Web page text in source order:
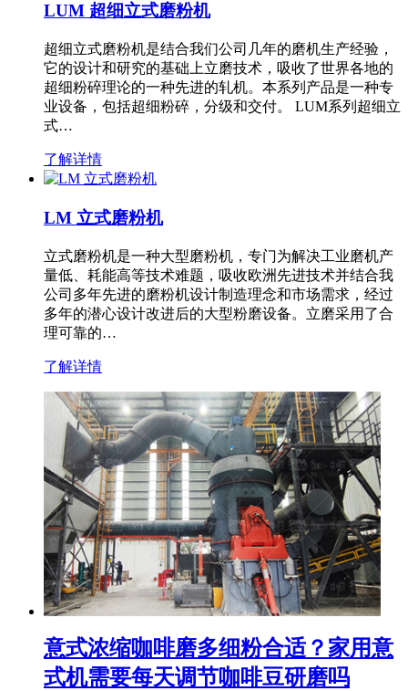
LUM 超细立式磨粉机
超细立式磨粉机是结合我们公司几年的磨机生产经验，
它的设计和研究的基础上立磨技术，吸收了世界各地的
超细粉碎理论的一种先进的轧机。本系列产品是一种专
业设备，包括超细粉碎，分级和交付。 LUM系列超细立
式…
了解详情
LM 立式磨粉机
立式磨粉机是一种大型磨粉机，专门为解决工业磨机产
量低、耗能高等技术难题，吸收欧洲先进技术并结合我
公司多年先进的磨粉机设计制造理念和市场需求，经过
多年的潜心设计改进后的大型粉磨设备。立磨采用了合
理可靠的…
了解详情
意式浓缩咖啡磨多细粉合适？家用意
式机需要每天调节咖啡豆研磨吗